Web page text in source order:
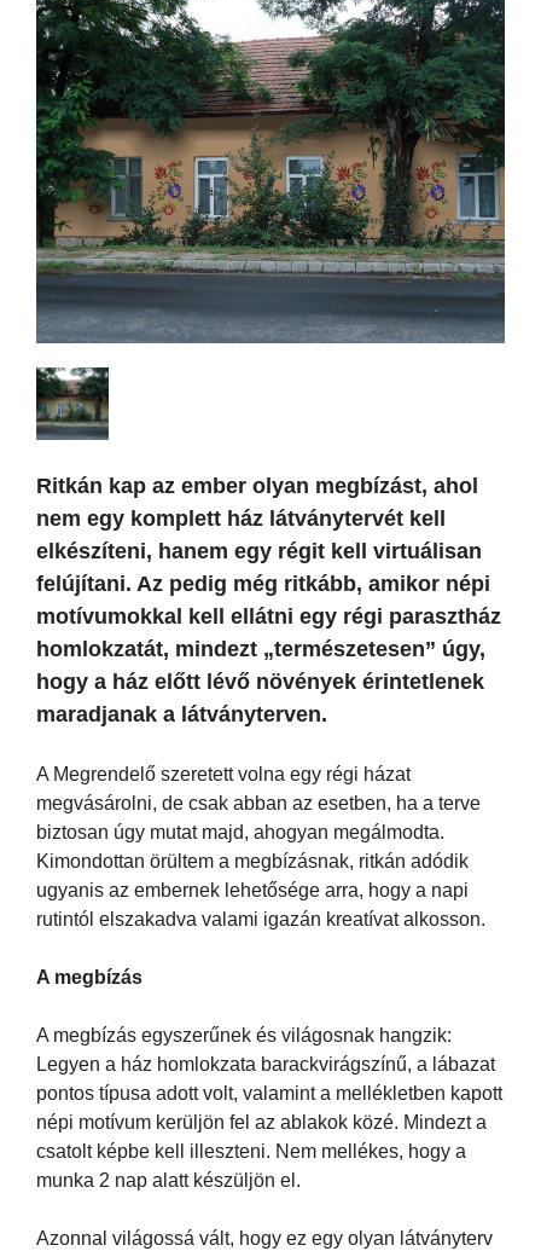
Ritkán kap az ember olyan megbízást, ahol
nem egy komplett ház látványtervét kell
elkészíteni, hanem egy régit kell virtuálisan
felújítani. Az pedig még ritkább, amikor népi
motívumokkal kell ellátni egy régi parasztház
homlokzatát, mindezt „természetesen” úgy,
hogy a ház előtt lévő növények érintetlenek
maradjanak a látványterven.
A Megrendelő szeretett volna egy régi házat
megvásárolni, de csak abban az esetben, ha a terve
biztosan úgy mutat majd, ahogyan megálmodta.
Kimondottan örültem a megbízásnak, ritkán adódik
ugyanis az embernek lehetősége arra, hogy a napi
rutintól elszakadva valami igazán kreatívat alkosson.
A megbízás
A megbízás egyszerűnek és világosnak hangzik:
Legyen a ház homlokzata barackvirágszínű, a lábazat
pontos típusa adott volt, valamint a mellékletben kapott
népi motívum kerüljön fel az ablakok közé. Mindezt a
csatolt képbe kell illeszteni. Nem mellékes, hogy a
munka 2 nap alatt készüljön el.
Azonnal világossá vált, hogy ez egy olyan látványterv